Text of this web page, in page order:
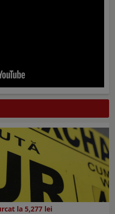
la 5,277 lei